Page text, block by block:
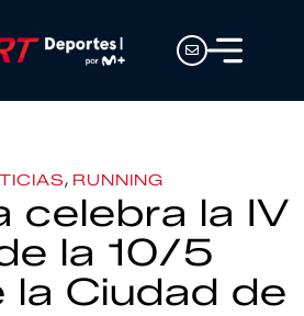
, RUNNING
celebra la IV
la 10/5
la Ciudad de